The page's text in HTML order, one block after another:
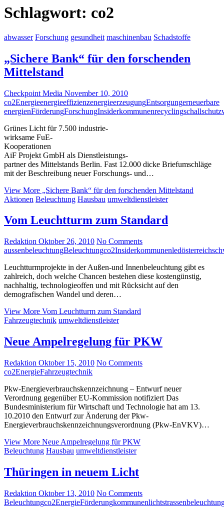
Schlagwort: co2
abwasser Forschung gesundheit maschinenbau Schadstoffe
„Sichere Bank“ für den forschenden
Mittelstand
Checkpoint Media November 10, 2010
co2EnergieenergieeffizienzenergieerzeugungEntsorgungerneuerbare
energienFörderungForschungInsiderkommunenrecyclingschallschutz
Grünes Licht für 7.500 industrie-
wirksame FuE-
Kooperationen
AiF Projekt GmbH als Dienstleistungs-
partner des Mittelstands Berlin. Fast 12.000 dicke Briefumschläge
mit der Beschreibung neuer Forschungs- und…
View More „Sichere Bank“ für den forschenden Mittelstand
Aktionen Beleuchtung Hausbau umweltdienstleister
Vom Leuchtturm zum Standard
Redaktion Oktober 26, 2010 No Comments
aussenbeleuchtungBeleuchtungco2Insiderkommunenledösterreich
Leuchtturmprojekte in der Außen-und Innenbeleuchtung gibt es
zahlreich, doch welche Chancen bestehen diese kostengünstig,
nachhaltig, technologieoffen und mit Rücksicht auf den
demografischen Wandel und deren…
View More Vom Leuchtturm zum Standard
Fahrzeugtechnik umweltdienstleister
Neue Ampelregelung für PKW
Redaktion Oktober 15, 2010 No Comments
co2EnergieFahrzeugtechnik
Pkw-Energieverbrauchskennzeichnung – Entwurf neuer
Verordnung gegenüber EU-Kommission notifiziert Das
Bundesministerium für Wirtschaft und Technologie hat am 13.
10.2010 den Entwurf zur Änderung der Pkw-
Energieverbrauchskennzeichnungsverordnung (Pkw-EnVKV)…
View More Neue Ampelregelung für PKW
Beleuchtung Hausbau umweltdienstleister
Thüringen in neuem Licht
Redaktion Oktober 13, 2010 No Comments
Beleuchtungco2EnergieFörderungkommunenlicht